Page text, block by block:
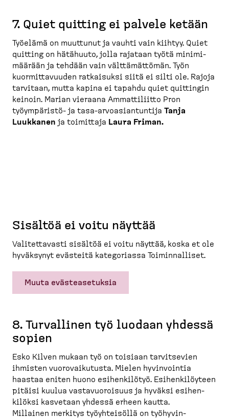
7. Quiet quitting ei palvele ketään
Työelämä on muuttunut ja vauhti vain kiihtyy. Quiet
quitting on hätähuuto, jolla rajataan työtä minimi­
määrään ja tehdään vain välttä­mättömän. Työn
kuormit­ta­vuuden ratkaisuksi siitä ei silti ole. Rajoja
tarvitaan, mutta kapina ei tapahdu quiet quittingin
keinoin. Marian vieraana Ammatti­liitto Pron
työympäristö-​ ja tasa-​arvoasian­tuntija Tanja
Luukkanen ja toimittaja Laura Friman.
Sisältöä ei voitu näyttää
Valitet­tavasti sisältöä ei voitu näyttää, koska et ole
hyväksynyt evästeitä katego­riassa Toimin­nalliset.
Muuta evästeasetuksia
8. Turvallinen työ luodaan yhdessä
sopien
Esko Kilven mukaan työ on toisiaan tarvit­sevien
ihmisten vuorovai­kutusta. Mielen hyvinvointia
haastaa eniten huono esihen­kilötyö. Esihen­ki­löyteen
pitäisi kuulua vastavuo­roisuus ja hyväksi esihen­
kilöksi kasvetaan yhdessä erheen kautta.
Millainen merkitys työyhteisöllä on työhyvin­